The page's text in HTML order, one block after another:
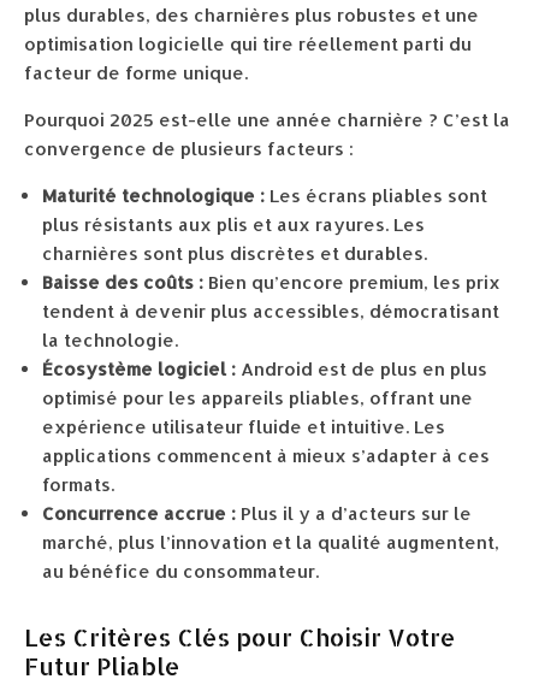
plus durables, des charnières plus robustes et une
optimisation logicielle qui tire réellement parti du
facteur de forme unique.
Pourquoi 2025 est-elle une année charnière ? C’est la
convergence de plusieurs facteurs :
Maturité technologique : Les écrans pliables sont
plus résistants aux plis et aux rayures. Les
charnières sont plus discrètes et durables.
Baisse des coûts : Bien qu’encore premium, les prix
tendent à devenir plus accessibles, démocratisant
la technologie.
Écosystème logiciel : Android est de plus en plus
optimisé pour les appareils pliables, offrant une
expérience utilisateur fluide et intuitive. Les
applications commencent à mieux s’adapter à ces
formats.
Concurrence accrue : Plus il y a d’acteurs sur le
marché, plus l’innovation et la qualité augmentent,
au bénéfice du consommateur.
Les Critères Clés pour Choisir Votre
Futur Pliable